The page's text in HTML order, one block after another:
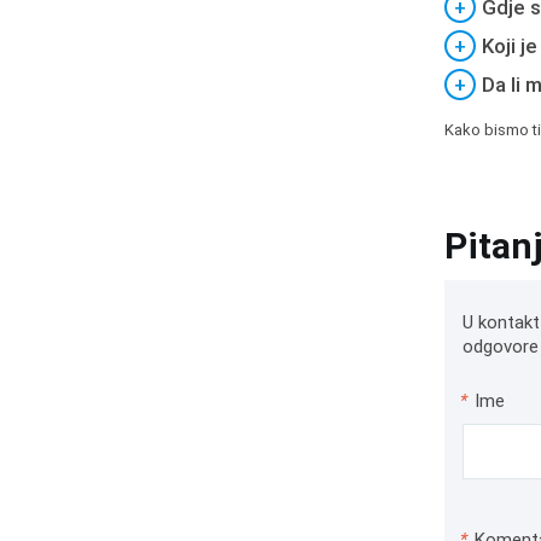
+
Gdje
+
Koji
+
Da li
Kako bismo
U
* Ime